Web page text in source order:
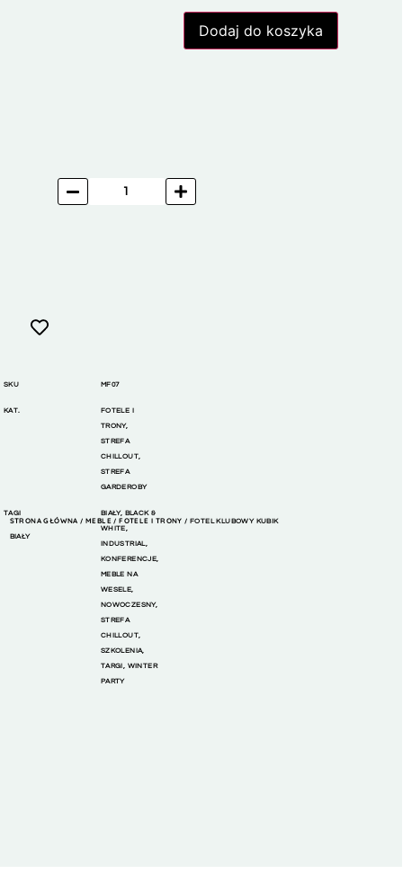
Dodaj do koszyka
SKU MF07
KAT.
FOTELE I
TRONY,
STREFA
CHILLOUT,
STREFA
GARDEROBY
TAGI BIAŁY, BLACK &
WHITE
INDUSTRIAL
KONFERENCJE
MEBLE NA
WESELE
NOWOCZESNY,
STREFA
CHILLOUT,
SZKOLENIA
TARGI
WINTER
PARTY
STRONA GŁÓWNA /MEBLE /FOTELE I TRONY / FOTEL KLUBOWY KUBIK
BIAŁY